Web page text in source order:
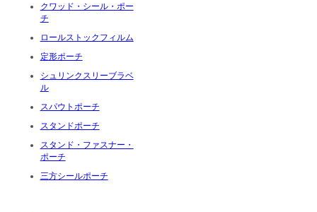
クワッド・シール・ポー
チ
ロールストックフィルム
定形ポーチ
シュリンクスリーブラベ
ル
スパウトポーチ
スタンドポーチ
スタンド・ファスナー・
ポーチ
三方シールポーチ